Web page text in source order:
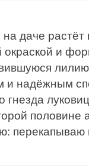
даче растёт
окраской и
и надёжным
гнезда
половине